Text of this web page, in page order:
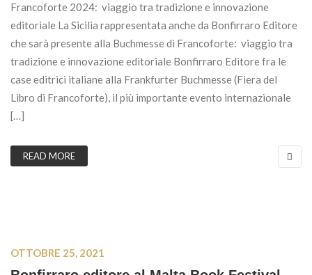
Francoforte 2024: viaggio tra tradizione e innovazione
editoriale La Sicilia rappresentata anche da Bonfirraro Editore
che sarà presente alla Buchmesse di Francoforte: viaggio tra
tradizione e innovazione editoriale Bonfirraro Editore fra le
case editrici italiane alla Frankfurter Buchmesse (Fiera del
Libro di Francoforte), il più importante evento internazionale
[…]
READ MORE
OTTOBRE 25, 2021